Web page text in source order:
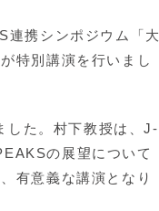
携シンポジウム「大
特別講演を行いまし
た。村下教授は、J-
の展望について
有意義な講演となり